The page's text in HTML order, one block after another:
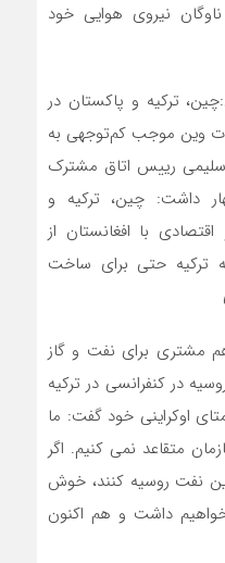
ناوگان نیروی هوایی خود
ترکیه و پاکستان در
وین موجب کم‌توجهی به
رییس اتاق مشترک
داشت: چین، ترکیه و
با افغانستان از
ترکیه حتی برای ساخت
مشتری برای نفت و گاز
در کنفرانسی در ترکیه
اوکراینی خود گفت: ما
متقاعد نمی کنیم. اگر
نفت روسیه کنند، خوش
خواهیم داشت و هم اکنون